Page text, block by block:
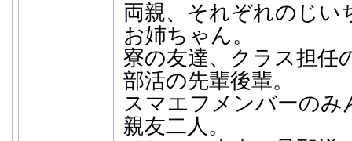
両親、それぞれのじい
お姉ちゃん。
寮の友達、クラス担任
部活の先輩後輩。
スマエフメンバーのみ
親友二人。